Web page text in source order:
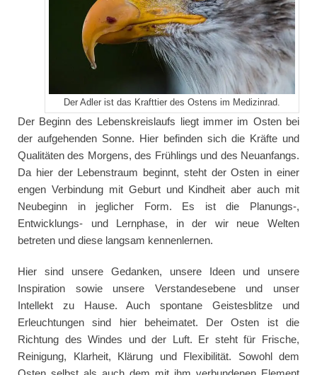
Der Adler ist das Krafttier des Ostens im Medizinrad.
Der Beginn des Lebenskreislaufs liegt immer im Osten bei
der aufgehenden Sonne. Hier befinden sich die Kräfte und
Qualitäten des Morgens, des Frühlings und des Neuanfangs.
Da hier der Lebenstraum beginnt, steht der Osten in einer
engen Verbindung mit Geburt und Kindheit aber auch mit
Neubeginn in jeglicher Form. Es ist die Planungs-,
Entwicklungs- und Lernphase, in der wir neue Welten
betreten und diese langsam kennenlernen.
Hier sind unsere Gedanken, unsere Ideen und unsere
Inspiration sowie unsere Verstandesebene und unser
Intellekt zu Hause. Auch spontane Geistesblitze und
Erleuchtungen sind hier beheimatet. Der Osten ist die
Richtung des Windes und der Luft. Er steht für Frische,
Reinigung, Klarheit, Klärung und Flexibilität. Sowohl dem